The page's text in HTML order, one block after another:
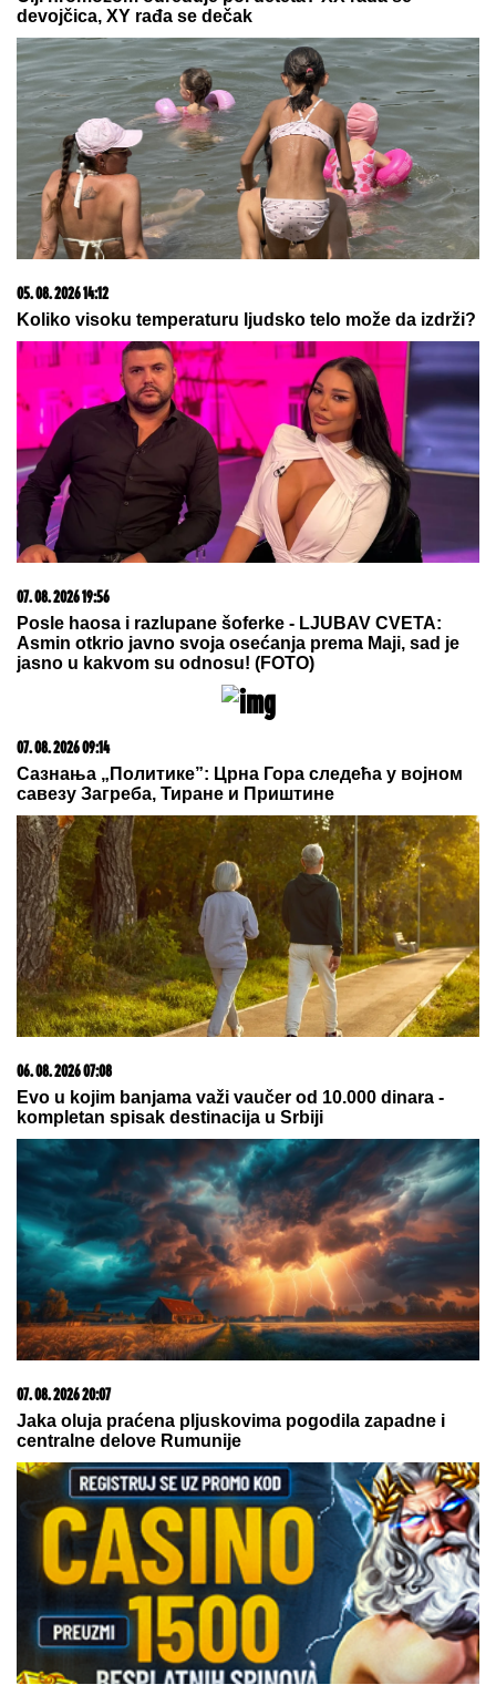
"VARA LJUDE I IZNUĐUJE NOVAC"Poznati glumac
na meni prevare, ukrali mu identitet, pa traže
ljudima pare: "Ne nasedajte, prijavite"
"NJU TREBA LEČITI"Marija Kulić
dobila poruku, oglasila se i otrkila
sve o odnosu Miljane i Zole
Ćerka pokojnog pevača zaprepastila
sam"
"DA TI UNIŠTIM I OVAJ BRAK, PA TE OTERAM U
DOM ZA MAJKE SA DECOM KOJE NEMAJU ZA
ŽIVOT" Ujeku pretnji ženi Slobe Radanovića, Ana
Nikolić se oglasila: "Ne govori ništa!"
Vasić sad UHVAĆEN SA
STARLETOM! (FOTO)
ZA PAR SATI STIŽE NEVREME U
OVAJ DEO SRBIJE:Spremite se za
grmljavinu i udare jakog vetra
"VOLIM STARIJE DEVOJKE"Mina i Viktor
progovorili o PRESELJENJU I BRAKU, pa OPLELI
po rijaliti učesnicima: "Ledena kraljica je opelješila
deda Daneta (VIDEO)
BORA SANTANA IMA OZBILJAN
BIZNIS ZA KOJI SE MALO ZNA
Pored rijalitija i voditeljstva novac
mu kaplje i od ovog posla: "Ljudi mi